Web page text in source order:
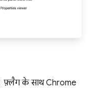
फ़्लैग के साथ Chrome